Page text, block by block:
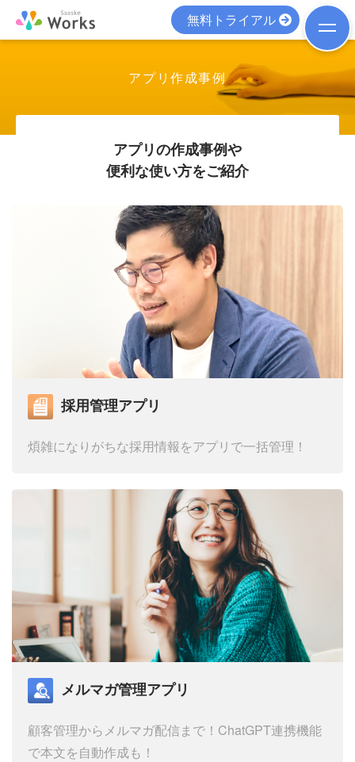
無料トライアル
アプリ作成事例
アプリの作成事例や
便利な使い方をご紹介
採用管理アプリ
煩雑になりがちな採用情報をアプリで一括管理！
メルマガ管理アプリ
顧客管理からメルマガ配信まで！ ChatGPT連携機能
で本文を自動作成も！